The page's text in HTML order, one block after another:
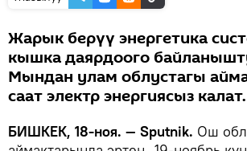
Жарык берүү энергетика
кышка даярдоого
Мындан улам облустагы
саат электр энергиясыз калат.
БИШКЕК, 18-ноя. — Sputnik. Ош